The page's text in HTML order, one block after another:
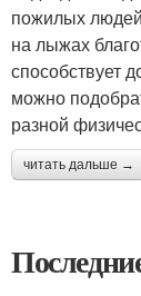
пожилых
на лыжах
способствует
можно
разной
читать дальше →